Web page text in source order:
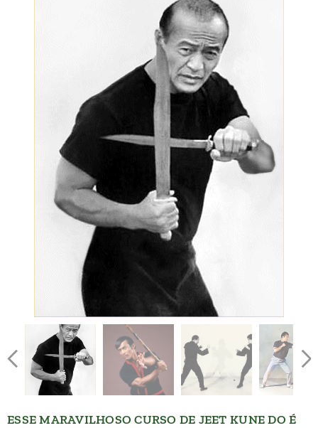
ESSE MARAVILHOSO CURSO DE JEET KUNE DO É